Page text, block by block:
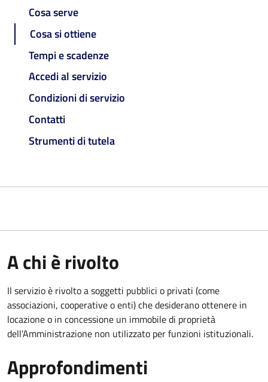
Cosa serve
Cosa si ottiene
Tempi e scadenze
Accedi al servizio
Condizioni di servizio
Contatti
Strumenti di tutela
A chi è rivolto
Il servizio è rivolto a soggetti pubblici o privati (come
associazioni, cooperative o enti) che desiderano ottenere in
locazione o in concessione un immobile di proprietà
dell’Amministrazione non utilizzato per funzioni istituzionali.
Approfondimenti